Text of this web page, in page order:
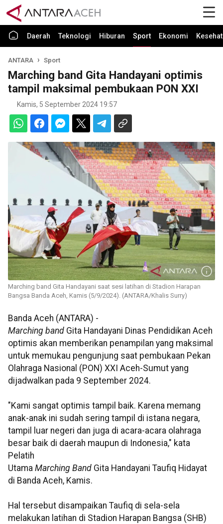
Daerah Teknologi Hiburan Sport Ekonomi
ANTARA Sport
Marching band Gita Handayani optimis
tampil maksimal pembukaan PON XXI
Kamis, 5 September 2024 19:57
Marching band Gita Handayani saat sesi latihan di Stadion Harapan
Bangsa Banda Aceh, Kamis (5/9/2024). (ANTARA/Khalis Surry)
Banda Aceh (ANTARA) -
Marching band Gita Handayani Dinas Pendidikan Aceh
optimis akan memberikan penampilan yang maksimal
untuk memukau pengunjung saat pembukaan Pekan
Olahraga Nasional (PON) XXI Aceh-Sumut yang
dijadwalkan pada 9 September 2024.
"Kami sangat optimis tampil baik. Karena memang
anak-anak ini sudah sering tampil di istana negara,
tampil luar negeri dan juga di acara-acara olahraga
besar baik di daerah maupun di Indonesia," kata
Pelatih
Utama Marching Band Gita Handayani Taufiq Hidayat
di Banda Aceh, Kamis.
Hal tersebut disampaikan Taufiq di sela-sela
melakukan latihan di Stadion Harapan Bangsa (SHB)